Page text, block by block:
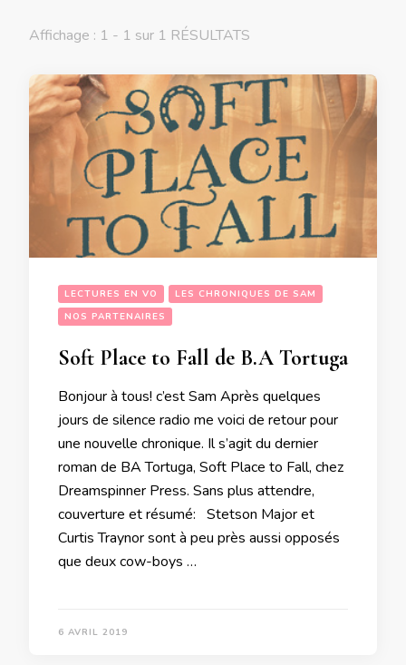
Affichage : 1 - 1 sur 1 RÉSULTATS
LECTURES EN VO
LES CHRONIQUES DE SAM
NOS PARTENAIRES
Soft Place to Fall de B.A Tortuga
Bonjour à tous! c’est Sam Après quelques
jours de silence radio me voici de retour pour
une nouvelle chronique. Il s’agit du dernier
roman de BA Tortuga, Soft Place to Fall, chez
Dreamspinner Press. Sans plus attendre,
couverture et résumé: Stetson Major et
Curtis Traynor sont à peu près aussi opposés
que deux cow-boys …
6 AVRIL 2019